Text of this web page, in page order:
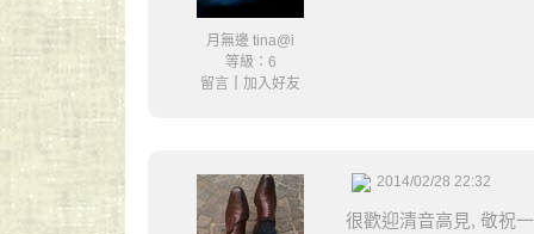
月無邊 tina@i
等級：6
留言
加入好友
2014/02/28 22:32
很歡迎清音高見, 敬祝